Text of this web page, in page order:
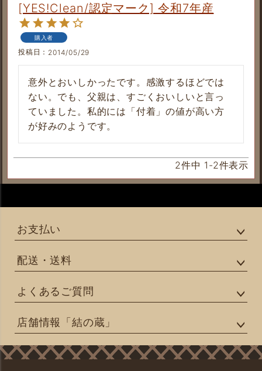
[YES!Clean/認定マーク] 令和7年産
購入者
投稿日 2014/05/29
意外とおいしかったです。感激するほどでは
ない。でも、父親は、すごくおいしいと言っ
ていました。私的には「付着」の値が高い方
が好みのようです。
2件中 1 -2件表示
お支払い
配送・送料
よくあるご質問
店舗情報「結の蔵」